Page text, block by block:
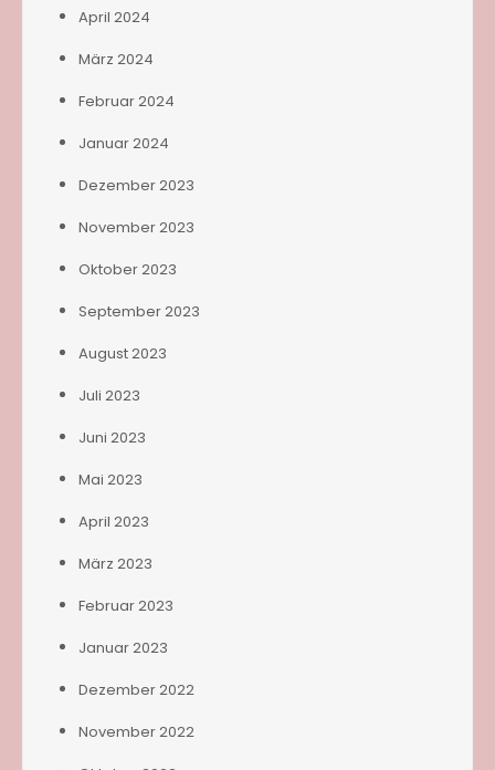
April 2024
März 2024
Februar 2024
Januar 2024
Dezember 2023
November 2023
Oktober 2023
September 2023
August 2023
Juli 2023
Juni 2023
Mai 2023
April 2023
März 2023
Februar 2023
Januar 2023
Dezember 2022
November 2022